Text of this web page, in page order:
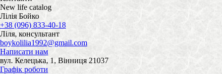
New life catalog
Лілія Бойко
+38 (096) 833-40-18
Ліля, консультант
boykolilia1992@gmail.com
Написати нам
вул. Келецька, 1, Вінниця 21037
Графік роботи